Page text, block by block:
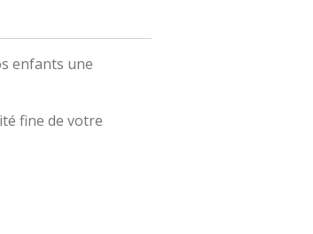
enfants une
fine de votre